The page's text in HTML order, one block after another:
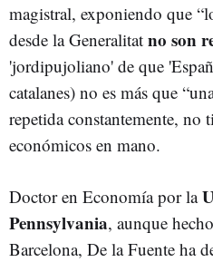
magistral, exponiendo que
desde la Generalitat no son
'jordipujoliano' de que
catalanes) no es más que
repetida constantemente, no
económicos en mano.
Doctor en Economía por la
Pennsylvania, aunque
Barcelona, De la Fuente ha